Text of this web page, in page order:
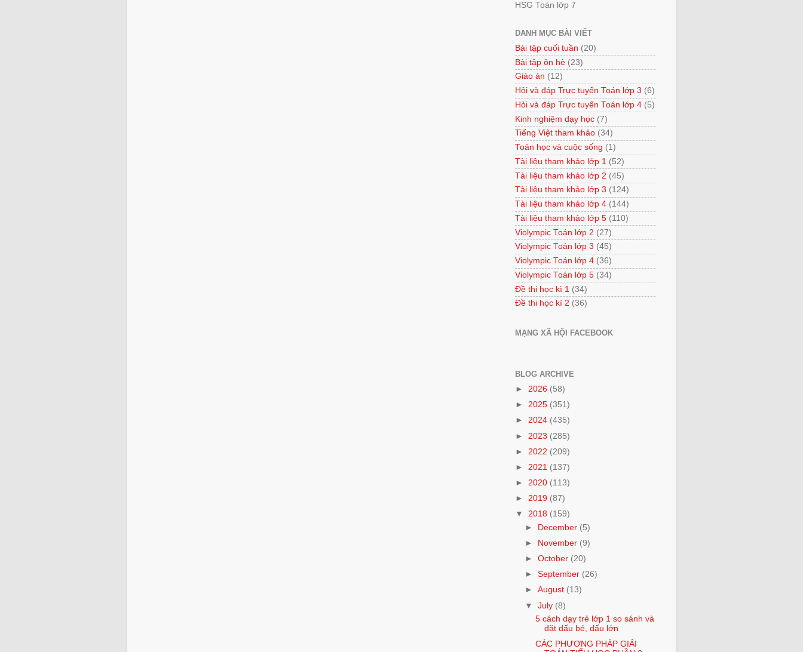
HSG Toán lớp 7
DANH MỤC BÀI VIẾT
Bài tập cuối tuần (20)
Bài tập ôn hè (23)
Giáo án (12)
Hỏi và đáp Trực tuyến Toán lớp 3 (6)
Hỏi và đáp Trực tuyến Toán lớp 4 (5)
Kinh nghiệm dạy học (7)
Tiếng Việt tham khảo (34)
Toán học và cuộc sống (1)
Tài liệu tham khảo lớp 1 (52)
Tài liệu tham khảo lớp 2 (45)
Tài liệu tham khảo lớp 3 (124)
Tài liệu tham khảo lớp 4 (144)
Tài liệu tham khảo lớp 5 (110)
Violympic Toán lớp 2 (27)
Violympic Toán lớp 3 (45)
Violympic Toán lớp 4 (36)
Violympic Toán lớp 5 (34)
Đề thi học kì 1 (34)
Đề thi học kì 2 (36)
MẠNG XÃ HỘI FACEBOOK
BLOG ARCHIVE
► 2026 (58)
► 2025 (351)
► 2024 (435)
► 2023 (285)
► 2022 (209)
► 2021 (137)
► 2020 (113)
► 2019 (87)
▼ 2018 (159)
►
December (5)
►
November (9)
►October (20)
►September (26)
►August (13)
▼July (8)
5 cách dạy trẻ lớp 1 so sánh và
đặt dấu bé, dấu lớn
CÁC PHƯƠNG PHÁP GIẢI